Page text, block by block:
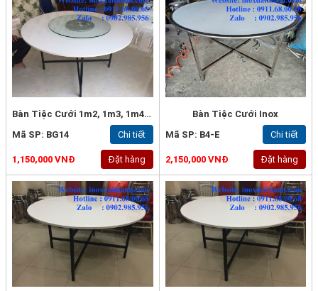
Bàn Tiệc Cưới 1m2, 1m3, 1m4, 1m5 Đại Thành
Mã SP: BG14
Chi tiết
1,150,000 VNĐ Đặt hàng
Bàn Tiệc Cưới Inox
Mã SP: B4-E
Chi tiết
2,150,000 VNĐ Đặt hàng